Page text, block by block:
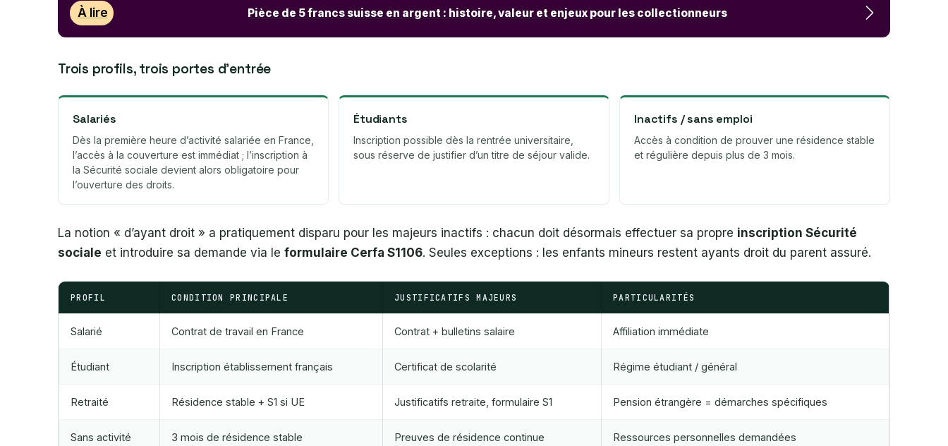
À lire Pièce de 5 francs suisse en argent : histoire, valeur et enjeux pour les collectionneurs
Trois profils, trois portes d’entrée
Salariés
Dès la première heure d’activité salariée en France,
l’accès à la couverture est immédiat ; l’inscription à
la Sécurité sociale devient alors obligatoire pour
l’ouverture des droits.
Étudiants
Inscription possible dès la rentrée universitaire,
sous réserve de justifier d’un titre de séjour valide.
Inactifs / sans emploi
Accès à condition de prouver une résidence stable
et régulière depuis plus de 3 mois.
La notion « d’ayant droit » a pratiquement disparu pour les majeurs inactifs : chacun doit désormais effectuer sa propre inscription Sécurité
sociale et introduire sa demande via le formulaire Cerfa S1106. Seules exceptions : les enfants mineurs restent ayants droit du parent assuré.
PROFIL CONDITION PRINCIPALE JUSTIFICATIFS MAJEURS PARTICULARITÉS
Salarié Contrat de travail en France Contrat + bulletins salaire Affiliation immédiate
Étudiant Inscription établissement français Certificat de scolarité Régime étudiant / général
Retraité Résidence stable + S1 si UE Justificatifs retraite, formulaire S1 Pension étrangère = démarches spécifiques
Sans activité 3 mois de résidence stable Preuves de résidence continue Ressources personnelles demandées